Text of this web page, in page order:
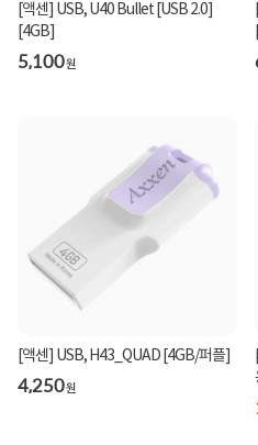
[액센] USB, U40 Bullet [USB 2.0]
[4GB]
5,100원
[액센] USB, H43_QUAD [4GB/퍼플]
4,250원